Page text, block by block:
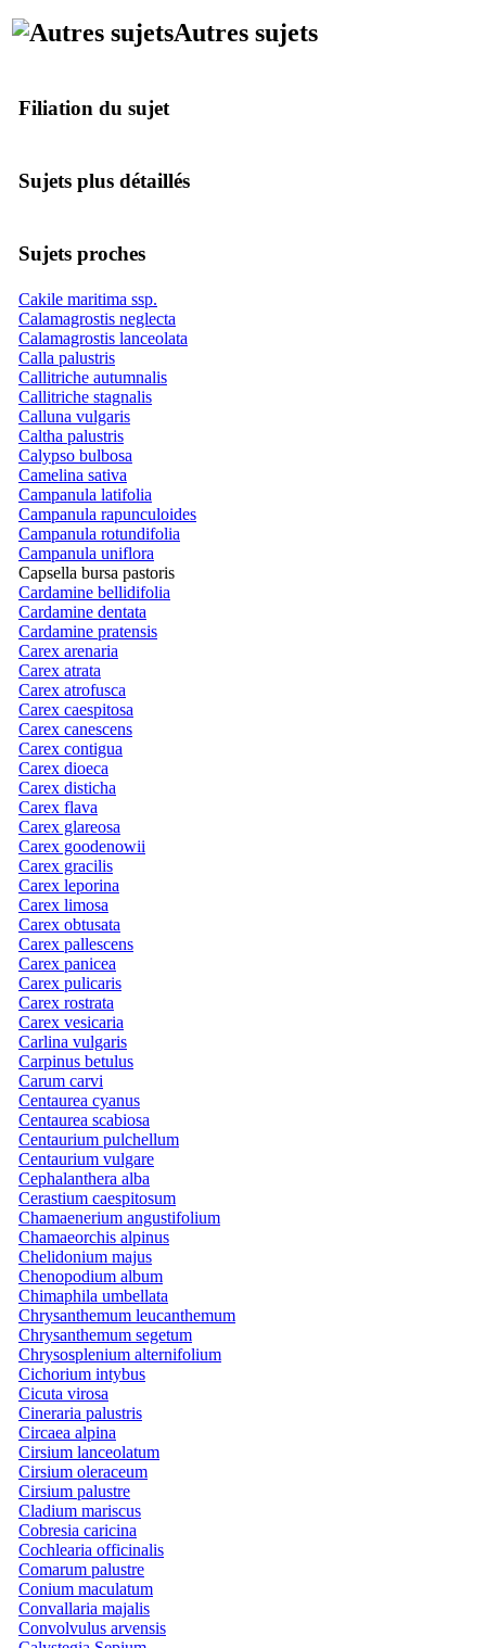
Autres sujets
Filiation du sujet
Sujets plus détaillés
Sujets proches
Cakile maritima ssp.
Calamagrostis neglecta
Calamagrostis lanceolata
Calla palustris
Callitriche autumnalis
Callitriche stagnalis
Calluna vulgaris
Caltha palustris
Calypso bulbosa
Camelina sativa
Campanula latifolia
Campanula rapunculoides
Campanula rotundifolia
Campanula uniflora
Capsella bursa pastoris
Cardamine bellidifolia
Cardamine dentata
Cardamine pratensis
Carex arenaria
Carex atrata
Carex atrofusca
Carex caespitosa
Carex canescens
Carex contigua
Carex dioeca
Carex disticha
Carex flava
Carex glareosa
Carex goodenowii
Carex gracilis
Carex leporina
Carex limosa
Carex obtusata
Carex pallescens
Carex panicea
Carex pulicaris
Carex rostrata
Carex vesicaria
Carlina vulgaris
Carpinus betulus
Carum carvi
Centaurea cyanus
Centaurea scabiosa
Centaurium pulchellum
Centaurium vulgare
Cephalanthera alba
Cerastium caespitosum
Chamaenerium angustifolium
Chamaeorchis alpinus
Chelidonium majus
Chenopodium album
Chimaphila umbellata
Chrysanthemum leucanthemum
Chrysanthemum segetum
Chrysosplenium alternifolium
Cichorium intybus
Cicuta virosa
Cineraria palustris
Circaea alpina
Cirsium lanceolatum
Cirsium oleraceum
Cirsium palustre
Cladium mariscus
Cobresia caricina
Cochlearia officinalis
Comarum palustre
Conium maculatum
Convallaria majalis
Convolvulus arvensis